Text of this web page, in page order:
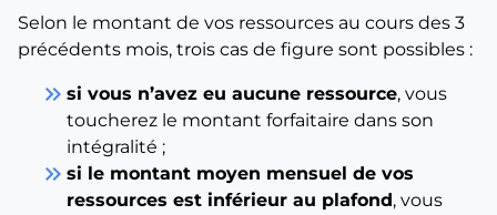
Selon le montant de vos ressources au cours des 3
précédents mois, trois cas de figure sont possibles :
keyboard_double_arrow_right si vous n’avez eu aucune ressource, vous
toucherez le montant forfaitaire dans son
intégralité ;
keyboard_double_arrow_right si le montant moyen mensuel de vos
ressources est inférieur au plafond, vous